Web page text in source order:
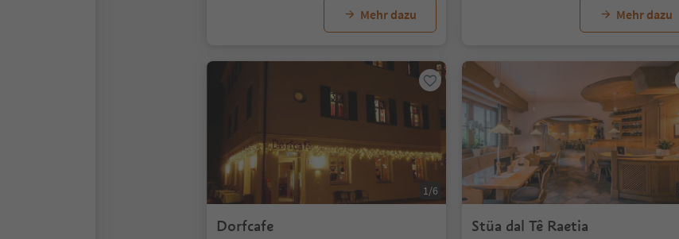
Mehr dazu Mehr dazu
1/6
Dorfcafe Stüa dal Tê Raetia